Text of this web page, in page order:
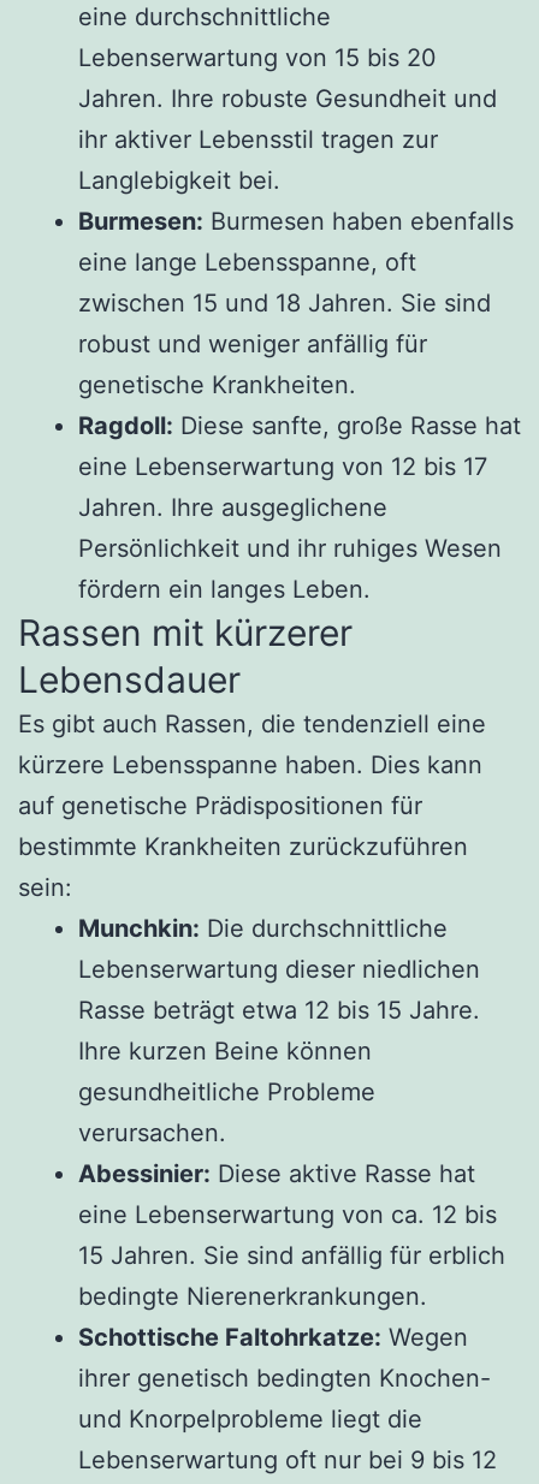
eine durchschnittliche
Lebenserwartung von 15 bis 20
Jahren. Ihre robuste Gesundheit und
ihr aktiver Lebensstil tragen zur
Langlebigkeit bei.
Burmesen: Burmesen haben ebenfalls
eine lange Lebensspanne, oft
zwischen 15 und 18 Jahren. Sie sind
robust und weniger anfällig für
genetische Krankheiten.
Ragdoll: Diese sanfte, große Rasse hat
eine Lebenserwartung von 12 bis 17
Jahren. Ihre ausgeglichene
Persönlichkeit und ihr ruhiges Wesen
fördern ein langes Leben.
Rassen mit kürzerer
Lebensdauer
Es gibt auch Rassen, die tendenziell eine
kürzere Lebensspanne haben. Dies kann
auf genetische Prädispositionen für
bestimmte Krankheiten zurückzuführen
sein:
Munchkin: Die durchschnittliche
Lebenserwartung dieser niedlichen
Rasse beträgt etwa 12 bis 15 Jahre.
Ihre kurzen Beine können
gesundheitliche Probleme
verursachen.
Abessinier: Diese aktive Rasse hat
eine Lebenserwartung von ca. 12 bis
15 Jahren. Sie sind anfällig für erblich
bedingte Nierenerkrankungen.
Schottische Faltohrkatze: Wegen
ihrer genetisch bedingten Knochen-
und Knorpelprobleme liegt die
Lebenserwartung oft nur bei 9 bis 12